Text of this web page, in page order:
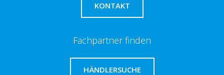
KONTAKT
Fachpartner finden
HÄNDLERSUCHE